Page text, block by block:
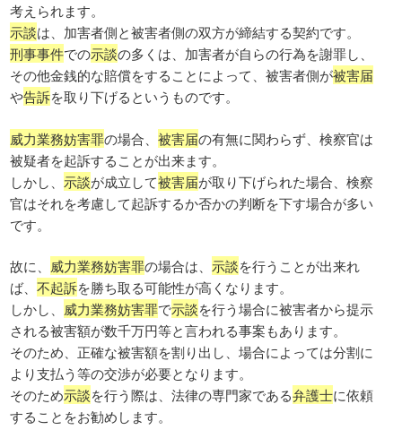
考えられます。
示談は、加害者側と被害者側の双方が締結する契約です。
刑事事件での示談の多くは、加害者が自らの行為を謝罪し、
その他金銭的な賠償をすることによって、被害者側が被害届
や告訴を取り下げるというものです。
威力業務妨害罪の場合、被害届の有無に関わらず、検察官は
被疑者を起訴することが出来ます。
しかし、 示談が成立して被害届が取り下げられた場合、検察
官はそれを考慮して起訴するか否かの判断を下す場合が多い
です。
故に、 威力業務妨害罪の場合は、 示談を行うことが出来れ
ば、不起訴を勝ち取る可能性が高くなります。
しかし、 威力業務妨害罪で示談を行う場合に被害者から提示
される被害額が数千万円等と言われる事案もあります。
そのため、正確な被害額を割り出し、場合によっては分割に
より支払う等の交渉が必要となります。
そのため示談を行う際は、法律の専門家である弁護士に依頼
することをお勧めします。